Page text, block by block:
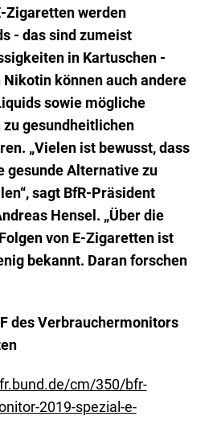
Zigaretten werden
- das sind zumeist
in Kartuschen -
können auch andere
sowie mögliche
gesundheitlichen
„Vielen ist bewusst, dass
gesunde Alternative zu
sagt BfR-Präsident
Hensel. „Über die
von E-Zigaretten ist
bekannt. Daran forschen
des Verbrauchermonitors
cm/350/bfr-
2019-spezial-e-